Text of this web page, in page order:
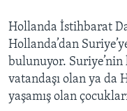
Hollanda İstihbarat
Hollanda’dan
bulunuyor.
vatandaşı olan ya da
yaşamış olan